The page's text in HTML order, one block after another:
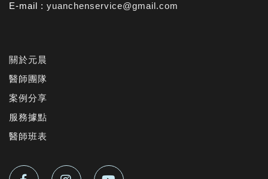
E-mail : yuanchenservice@gmail.com
關於元晨
醫師團隊
案例分享
服務據點
醫師班表